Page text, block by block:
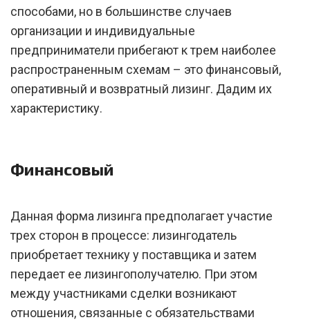
способами, но в большинстве случаев
организации и индивидуальные
предприниматели прибегают к трем наиболее
распространенным схемам – это финансовый,
оперативный и возвратный лизинг. Дадим их
характеристику.
Финансовый
Данная форма лизинга предполагает участие
трех сторон в процессе: лизингодатель
приобретает технику у поставщика и затем
передает ее лизингополучателю. При этом
между участниками сделки возникают
отношения, связанные с обязательствами